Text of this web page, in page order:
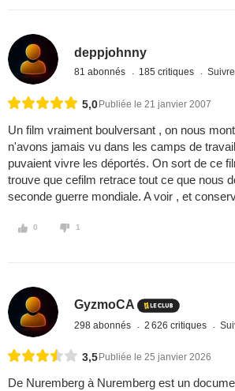
deppjohnny
81 abonnés 185 critiques
5,0 Publiée le 21 janvier 2007
Un film vraiment boulversant , on nous
n'avons jamais vu dans les camps de
puvaient vivre les déportés. On sort de ce
trouve que cefilm retrace tout ce que nous
seconde guerre mondiale. A voir , et
0 1
GyzmoCA
298 abonnés 2 626 critiques
3,5 Publiée le 25 janvier 2026
De Nuremberg à Nuremberg est un